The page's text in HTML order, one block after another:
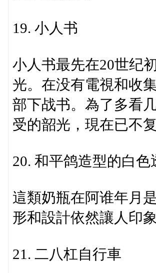
19. 小人书
小人书最先在20世纪
光。在没有電視和收
部下战书。為了多看
受的韶光，現在已不
20. 和平鸽造型的白
這類奶瓶在阿谁年月
形和設計依然讓人印象
21. 二八杠自行車